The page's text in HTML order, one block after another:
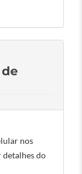
nos
detalhes do